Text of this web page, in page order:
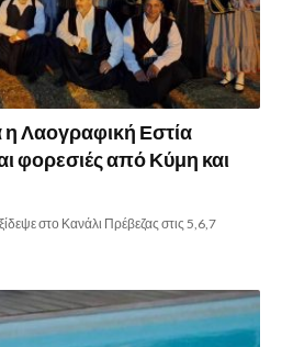
Λαογραφική Εστία
φορεσιές από Κύμη και
στο Κανάλι Πρέβεζας στις 5,6,7